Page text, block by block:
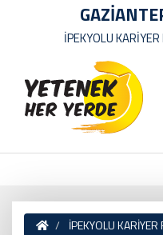
İPEKYOLU
İPEKYOLU